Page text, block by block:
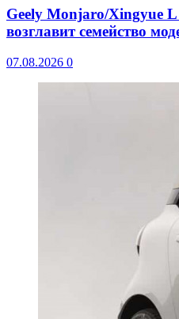
Geely Monjaro/Xingyue L
возглавит семейство
07.08.2026 0